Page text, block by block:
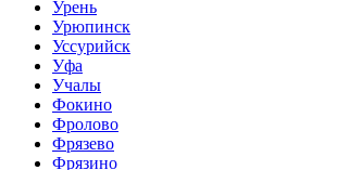
Урень
Урюпинск
Уссурийск
Уфа
Учалы
Фокино
Фролово
Фрязево
Фрязино